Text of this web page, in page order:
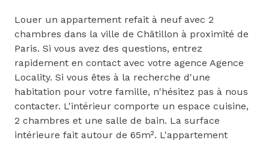
Louer un appartement refait à neuf avec 2
chambres dans la ville de Châtillon à proximité de
Paris. Si vous avez des questions, entrez
rapidement en contact avec votre agence Agence
Locality. Si vous êtes à la recherche d'une
habitation pour votre famille, n'hésitez pas à nous
contacter. L'intérieur comporte un espace cuisine,
2 chambres et une salle de bain. La surface
intérieure fait autour de 65m². L'appartement